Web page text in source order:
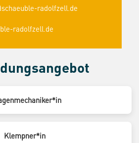
radolfzell.de
radolfzell.de
Klempner*in